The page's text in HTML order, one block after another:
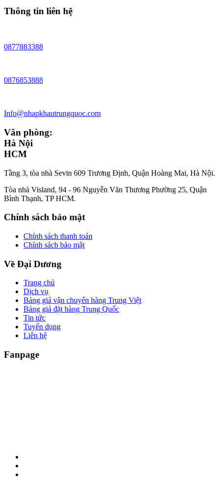
Thông tin liên hệ
0877883388
0876853888
Info@nhapkhautrungquoc.com
Văn phòng:
Hà Nội
HCM
Tầng 3, tòa nhà Sevin 609 Trương Định, Quận Hoàng Mai, Hà Nội.
Tòa nhà Visland, 94 - 96 Nguyễn Văn Thương Phường 25, Quận
Bình Thạnh, TP HCM.
Chính sách bảo mật
Chính sách thanh toán
Chính sách bảo mật
Về Đại Dương
Trang chủ
Dịch vụ
Bảng giá vận chuyển hàng Trung Việt
Bảng giá đặt hàng Trung Quốc
Tin tức
Tuyển dụng
Liên hệ
Fanpage